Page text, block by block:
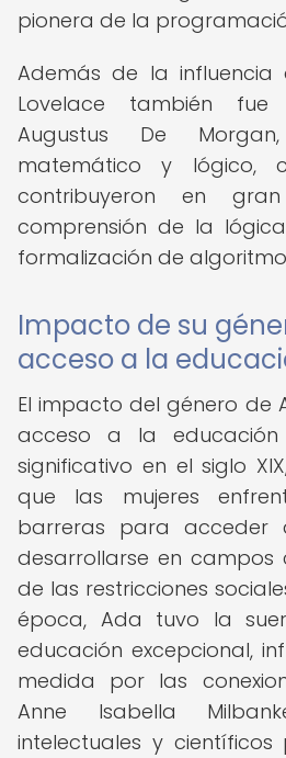
pionera de la
Además de la influencia
Lovelace también fue
Augustus De
matemático y lógico,
contribuyeron en
comprensión de la
formalización de
Impacto de su
acceso a la
El impacto del género de
acceso a la
significativo en el siglo
que las mujeres
barreras para acceder
desarrollarse en campos
de las restricciones
época, Ada tuvo la
educación excepcional,
medida por las
Anne Isabella
intelectuales y